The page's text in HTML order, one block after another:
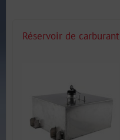
Réservoir de carburant